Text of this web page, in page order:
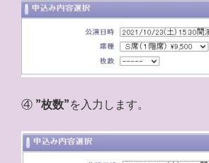
④ ”枚数”を入力します。